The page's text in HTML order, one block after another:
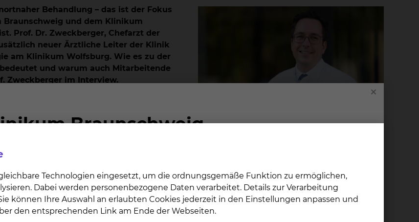
Behandlung – das ist der Fokus
Braunschweig und dem Klinikum
Prof. Dr. Zweckberger, Chefarzt der
neuer Ärztliche Leiter der Klinik
am Klinikum Wolfsburg. Wie es zu der
und warum auch Mitarbeitende
Zweckberger im Interview.
dass die Patientenversorgung in der Region
und bietet alle
die Hirntumorchirurgie,
im Gehirn und an der
wurde über neue Konzepte und
nachgedacht – so wurde der Grundstein
Technologien eingesetzt, um die ordnungsgemäße Funktion zu ermöglichen,
Dabei werden personenbezogene Daten verarbeitet. Details zur Verarbeitung
können Ihre Auswahl an erlaubten Cookies jederzeit in den Einstellungen anpassen und
den entsprechenden Link am Ende der Webseiten.